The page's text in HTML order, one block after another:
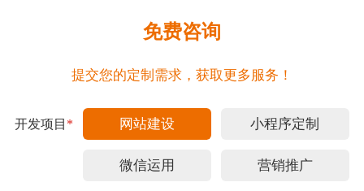
免费咨询
提交您的定制需求，获取更多服务！
开发项目 * 网站建设 小程序定制
微信运用 营销推广